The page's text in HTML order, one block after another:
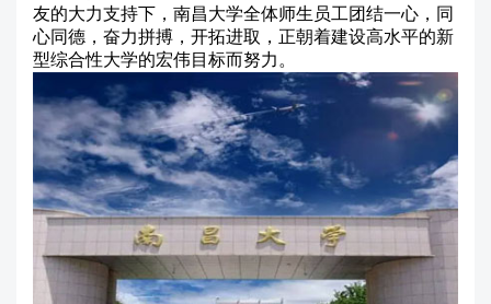
友的大力支持下，南昌大学全体师生员工团结一心，同
心同德，奋力拼搏，开拓进取，正朝着建设高水平的新
型综合性大学的宏伟目标而努力。